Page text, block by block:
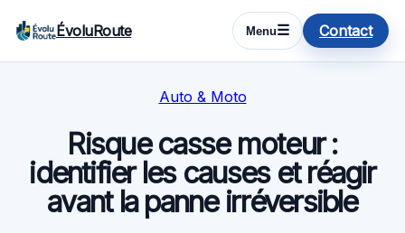
ÉvoluRoute Menu☰ Contact
Auto & Moto
Risque casse moteur :
identifier les causes et réagir
avant la panne irréversible